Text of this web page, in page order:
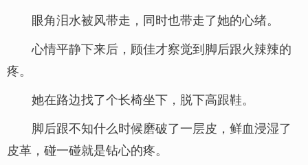
眼角泪水被风带走，同时也带走了她的心绪。
心情平静下来后，顾佳才察觉到脚后跟火辣辣的
疼。
她在路边找了个长椅坐下，脱下高跟鞋。
脚后跟不知什么时候磨破了一层皮，鲜血浸湿了
皮革，碰一碰就是钻心的疼。